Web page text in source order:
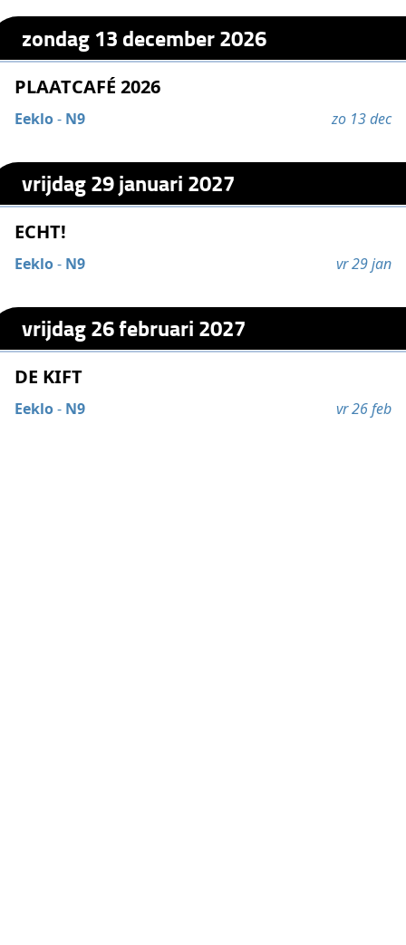
zondag 13 december 2026
PLAATCAFÉ 2026
Eeklo- N9 zo 13 dec
vrijdag 29 januari 2027
ECHT!
Eeklo- N9 vr 29 jan
vrijdag 26 februari 2027
DE KIFT
Eeklo- N9 vr 26 feb